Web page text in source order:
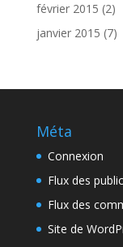
février 2015 (2)
janvier 2015 (7)
Méta
Connexion
Flux des
Flux des
Site de